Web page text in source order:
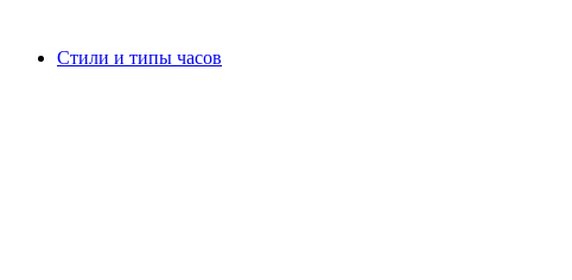
Стили и типы часов